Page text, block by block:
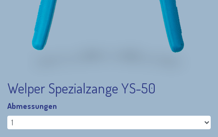
Welper Spezialzange YS-50
Abmessungen